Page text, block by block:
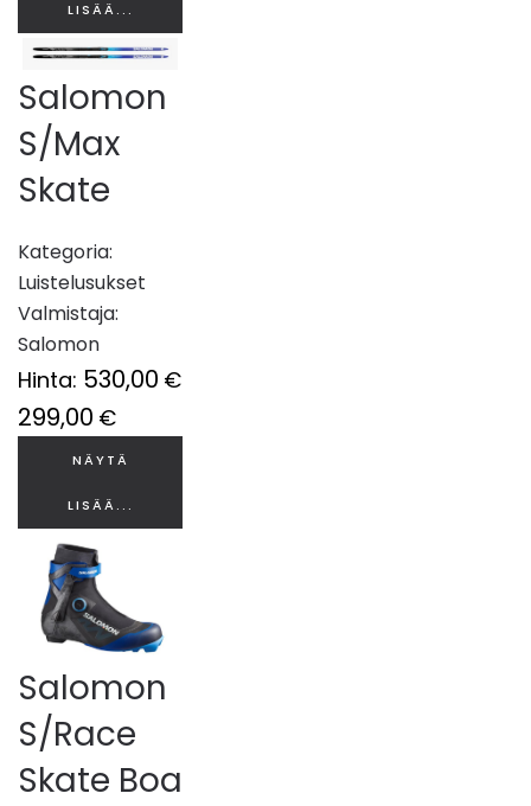
LISÄÄ...
Salomon
S/Max
Skate
Kategoria:
Luistelusukset
Valmistaja:
Salomon
Hinta: 530,00 €
299,00 €
NÄYTÄ
LISÄÄ...
Salomon
S/Race
Skate Boa